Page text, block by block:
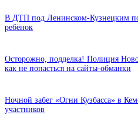
В ДТП под Ленинском-Кузнецким
ребёнок
Осторожно, подделка! Полиция
как не попасться на сайты-обманки
Ночной забег «Огни Кузбасса» в
участников